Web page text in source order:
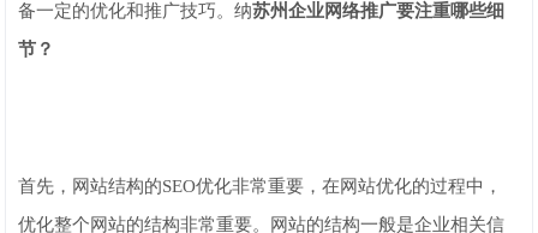
备一定的优化和推广技巧。纳苏州企业网络推广要注重哪些细
节？
首先，网站结构的SEO优化非常重要，在网站优化的过程中，
优化整个网站的结构非常重要。网站的结构一般是企业相关信